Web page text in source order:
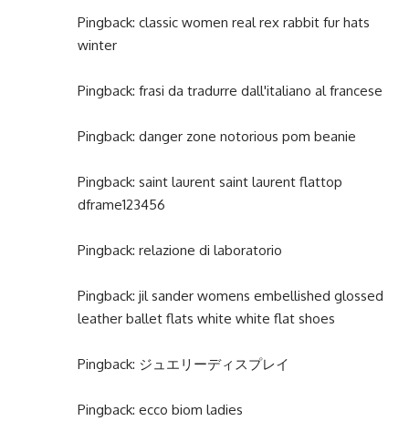
Pingback: classic women real rex rabbit fur hats
winter
Pingback: frasi da tradurre dall'italiano al francese
Pingback: danger zone notorious pom beanie
Pingback: saint laurent saint laurent flattop
dframe123456
Pingback: relazione di laboratorio
Pingback: jil sander womens embellished glossed
leather ballet flats white white flat shoes
Pingback: ジュエリーディスプレイ
Pingback: ecco biom ladies